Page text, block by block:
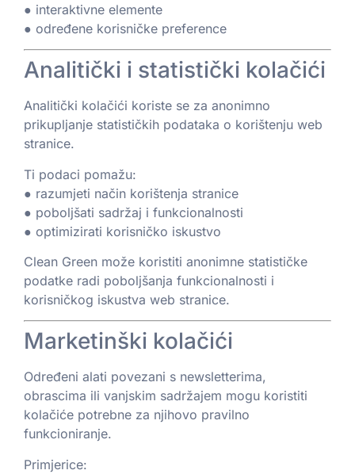
● interaktivne elemente
● određene korisničke preference
Analitički i statistički kolačići
Analitički kolačići koriste se za anonimno
prikupljanje statističkih podataka o korištenju web
stranice.
Ti podaci pomažu:
● razumjeti način korištenja stranice
● poboljšati sadržaj i funkcionalnosti
● optimizirati korisničko iskustvo
Clean Green može koristiti anonimne statističke
podatke radi poboljšanja funkcionalnosti i
korisničkog iskustva web stranice.
Marketinški kolačići
Određeni alati povezani s newsletterima,
obrascima ili vanjskim sadržajem mogu koristiti
kolačiće potrebne za njihovo pravilno
funkcioniranje.
Primjerice: